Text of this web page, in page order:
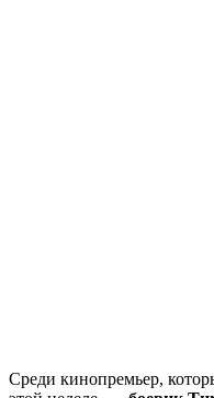
Среди кинопремьер,